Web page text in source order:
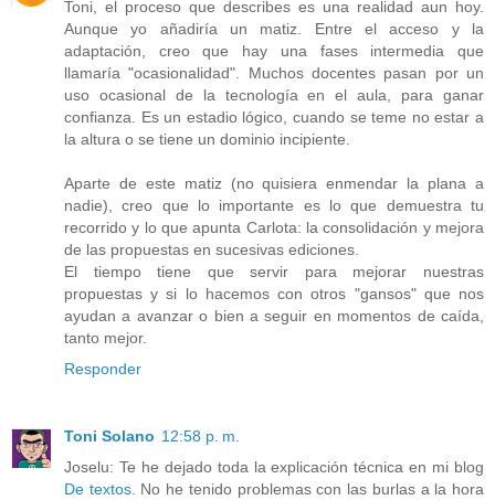
Toni, el proceso que describes es una realidad aun hoy.
Aunque yo añadiría un matiz. Entre el acceso y la
adaptación, creo que hay una fases intermedia que
llamaría "ocasionalidad". Muchos docentes pasan por un
uso ocasional de la tecnología en el aula, para ganar
confianza. Es un estadio lógico, cuando se teme no estar a
la altura o se tiene un dominio incipiente.
Aparte de este matiz (no quisiera enmendar la plana a
nadie), creo que lo importante es lo que demuestra tu
recorrido y lo que apunta Carlota: la consolidación y mejora
de las propuestas en sucesivas ediciones.
El tiempo tiene que servir para mejorar nuestras
propuestas y si lo hacemos con otros "gansos" que nos
ayudan a avanzar o bien a seguir en momentos de caída,
tanto mejor.
Responder
Toni Solano 12:58 p. m.
Joselu: Te he dejado toda la explicación técnica en mi blog
De textos. No he tenido problemas con las burlas a la hora